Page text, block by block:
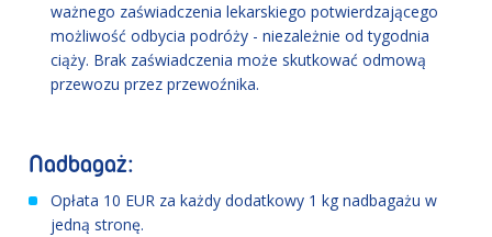
ważnego zaświadczenia lekarskiego potwierdzającego
możliwość odbycia podróży - niezależnie od tygodnia
ciąży. Brak zaświadczenia może skutkować odmową
przewozu przez przewoźnika.
Nadbagaż:
Opłata 10 EUR za każdy dodatkowy 1 kg nadbagażu w
jedną stronę.